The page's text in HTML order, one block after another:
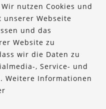
nutzen Cookies und
unserer Webseite
und das
Website zu
wir die Daten zu
, Service- und
Weitere Informationen